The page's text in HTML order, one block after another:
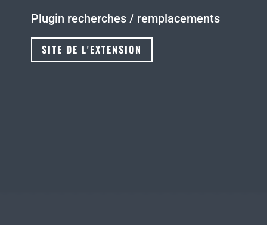
Plugin recherches / remplacements
SITE DE L'EXTENSION